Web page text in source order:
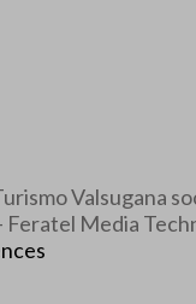
Valsugana
Feratel Media